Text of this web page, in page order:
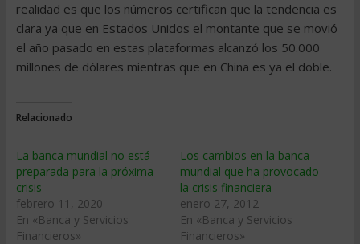
realidad es que los números certifican que la tendencia es
clara ya que en Estados Unidos el montante que se movió
el año pasado en estas plataformas alcanzó los 50.000
millones de dólares mientras que en China es ya el doble.
Relacionado
La banca mundial no está
preparada para la próxima
crisis
febrero 11, 2020
En «Banca y Servicios
Financieros»
Los cambios en la banca
mundial que ha provocado
la crisis financiera
enero 27, 2012
En «Banca y Servicios
Financieros»